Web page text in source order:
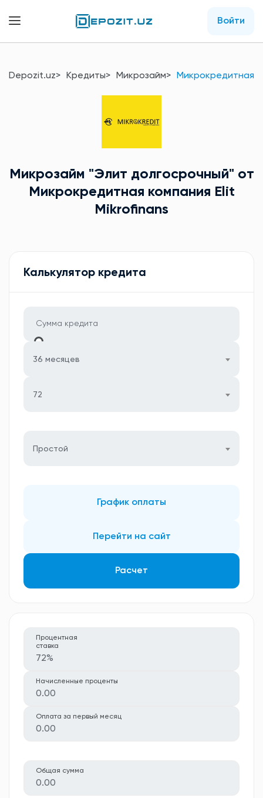
Войти
Depozit.uz Кредиты Микрозайм Микрокредитная
Микрозайм "Элит долгосрочный" от
Микрокредитная компания Elit
Mikrofinans
Калькулятор кредита
36 месяцев
72
Простой
График оплаты
Перейти на сайт
Расчет
Процентная
ставка
72%
Начисленные проценты
0.00
Оплата за первый месяц
0.00
Общая сумма
0.00